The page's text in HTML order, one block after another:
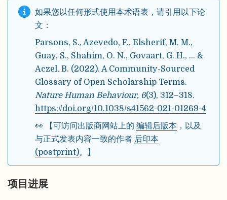
如果您以任何形式使用本术语表，请引用以下论
文：
Parsons, S., Azevedo, F., Elsherif, M. M.,
Guay, S., Shahim, O. N., Govaart, G. H., … &
Aczel, B. (2022). A Community-Sourced
Glossary of Open Scholarship Terms.
Nature Human Behaviour, 6(3), 312–318.
https://doi.org/10.1038/s41562-021-01269-4
👀 【可访问出版商网站上的 编辑后版本，以及
与正式发表内容一致的作者 后印本
(postprint)。】
项目进展